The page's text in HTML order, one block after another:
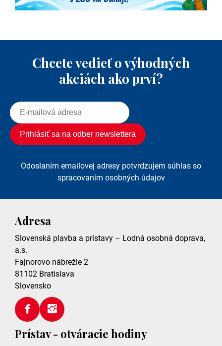
Chcete vedieť o výhodných
akciách ako prví?
Odoslaním emailovej adresy potvrdzujem súhlas so
spracovaním osobných údajov
Adresa
Slovenská plavba a prístavy – Lodná osobná doprava,
a.s.
Fajnorovo nábrežie 2
81102 Bratislava
Slovensko
Prístav - otváracie hodiny